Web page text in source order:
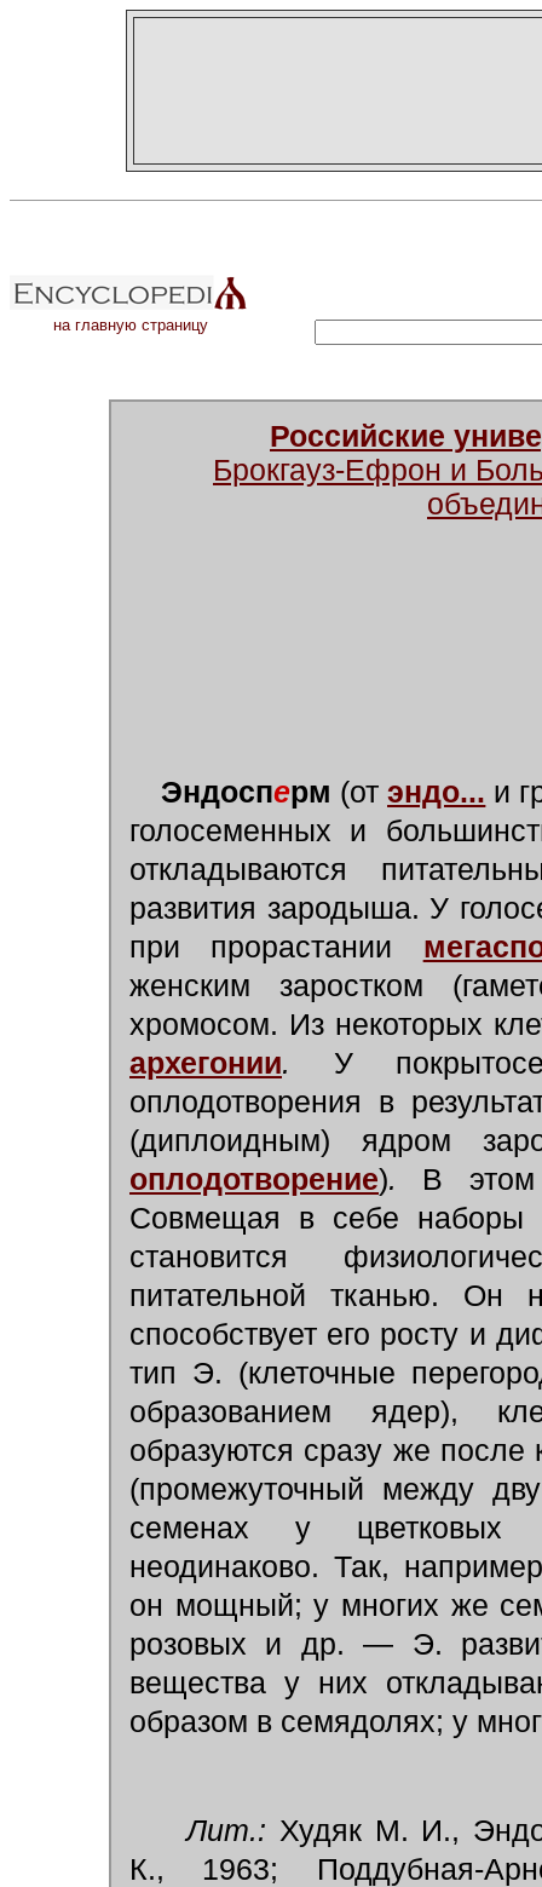
на главную страницу
Российские
Брокгауз-Ефрон и
Эндосперм (отэндо... и
голосеменных и
откладываются
развития зародыша. У
при прорастании
женским заростком
хромосом. Из некоторых
архегонии.
У
оплодотворения в
(диплоидным) ядром
оплодотворение).
В этом
Совмещая в себе наборы
становится
питательной тканью. Он
способствует его росту и
тип Э. (клеточные
образованием ядер),
образуются сразу же
(промежуточный между
семенах у цветковых
неодинаково. Так,
он мощный; у многих же
розовых и др. — Э.
вещества у них
образом в семядолях; у
Лит.: Худяк М. И.,
К., 1963; Поддубная-